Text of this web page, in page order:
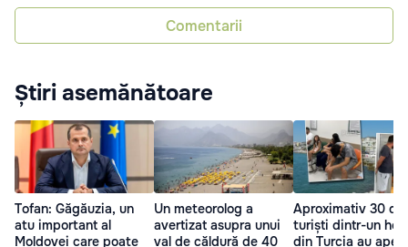
Comentarii
Știri asemănătoare
Tofan: Găgăuzia, un
atu important al
Moldovei care poate
Un meteorolog a
avertizat asupra unui
val de căldură de 40
Aproximativ 30 de
turiști dintr-un
din Turcia au